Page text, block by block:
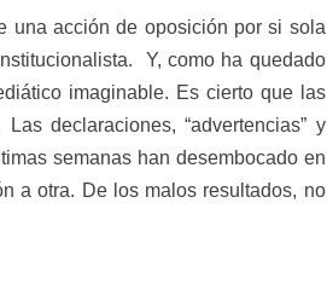
una acción de oposición por si sola
Y, como ha quedado
imaginable. Es cierto que las
declaraciones, “advertencias” y
semanas han desembocado en
a otra. De los malos resultados, no